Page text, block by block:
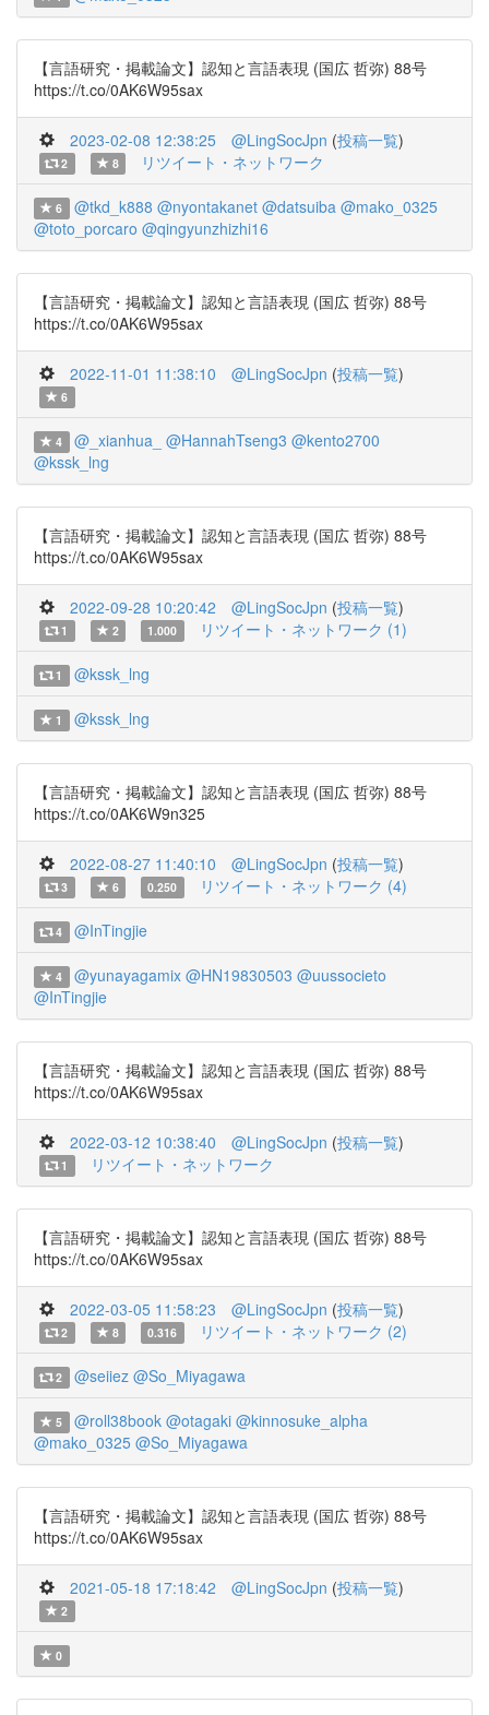
【言語研究・掲載論文】認知と言語表現 (国広 哲弥) 88号
https://t.co/0AK6W95sax
2023-02-08 12:38:25 @LingSocJpn (投稿一覧)
2 8 リツイート・ネットワーク
6 @tkd_k888 @nyontakanet @datsuiba @mako_0325
@toto_porcaro @qingyunzhizhi16
【言語研究・掲載論文】認知と言語表現 (国広 哲弥) 88号
https://t.co/0AK6W95sax
2022-11-01 11:38:10 @LingSocJpn (投稿一覧)
6
4 @_xianhua_ @HannahTseng3 @kento2700
@kssk_lng
【言語研究・掲載論文】認知と言語表現 (国広 哲弥) 88号
https://t.co/0AK6W95sax
2022-09-28 10:20:42 @LingSocJpn (投稿一覧)
1 2 1.000 リツイート・ネットワーク (1)
1 @kssk_lng
1 @kssk_lng
【言語研究・掲載論文】認知と言語表現 (国広 哲弥) 88号
https://t.co/0AK6W9n325
2022-08-27 11:40:10 @LingSocJpn (投稿一覧)
3 6 0.250 リツイート・ネットワーク (4)
4 @InTingjie
4 @yunayagamix @HN19830503 @uussocieto
@InTingjie
【言語研究・掲載論文】認知と言語表現 (国広 哲弥) 88号
https://t.co/0AK6W95sax
2022-03-12 10:38:40 @LingSocJpn (投稿一覧)
1 リツイート・ネットワーク
【言語研究・掲載論文】認知と言語表現 (国広 哲弥) 88号
https://t.co/0AK6W95sax
2022-03-05 11:58:23 @LingSocJpn (投稿一覧)
2 8 0.316 リツイート・ネットワーク (2)
2 @seiiez @So_Miyagawa
5 @roll38book @otagaki @kinnosuke_alpha
@mako_0325 @So_Miyagawa
【言語研究・掲載論文】認知と言語表現 (国広 哲弥) 88号
https://t.co/0AK6W95sax
2021-05-18 17:18:42 @LingSocJpn (投稿一覧)
2
0